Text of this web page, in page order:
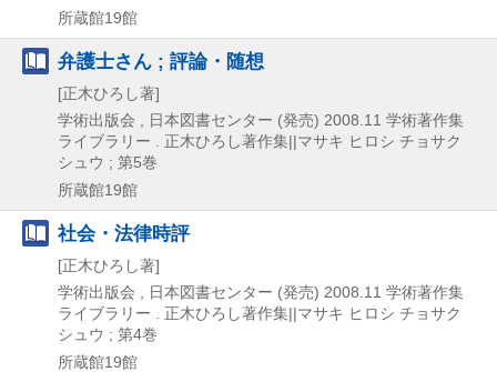
所蔵館19館
弁護士さん ; 評論・随想
[正木ひろし著]
学術出版会 , 日本図書センター (発売) 2008.11 学術著作集
ライブラリー . 正木ひろし著作集||マサキ ヒロシ チョサク
シュウ ; 第5巻
所蔵館19館
社会・法律時評
[正木ひろし著]
学術出版会 , 日本図書センター (発売) 2008.11 学術著作集
ライブラリー . 正木ひろし著作集||マサキ ヒロシ チョサク
シュウ ; 第4巻
所蔵館19館